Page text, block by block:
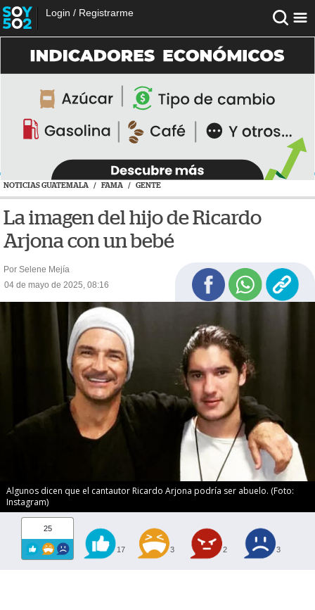
Login / Registrarme
NOTICIAS GUATEMALA / FAMA / GENTE
La imagen del hijo de Ricardo
Arjona con un bebé
Por Selene Mejía
04 de mayo de 2025, 08:16
Algunos dicen que el cantautor Ricardo Arjona podría ser abuelo. (Foto:
Instagram)
25
17 3 2 3